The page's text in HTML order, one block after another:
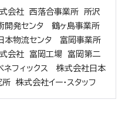
式会社 西落合事業所 所沢
開発センタ 鶴ヶ島事業所
本物流センタ 富岡事業所
式会社 富岡工場 富岡第二
ネフィックス 株式会社日本
所 株式会社イー・スタッフ